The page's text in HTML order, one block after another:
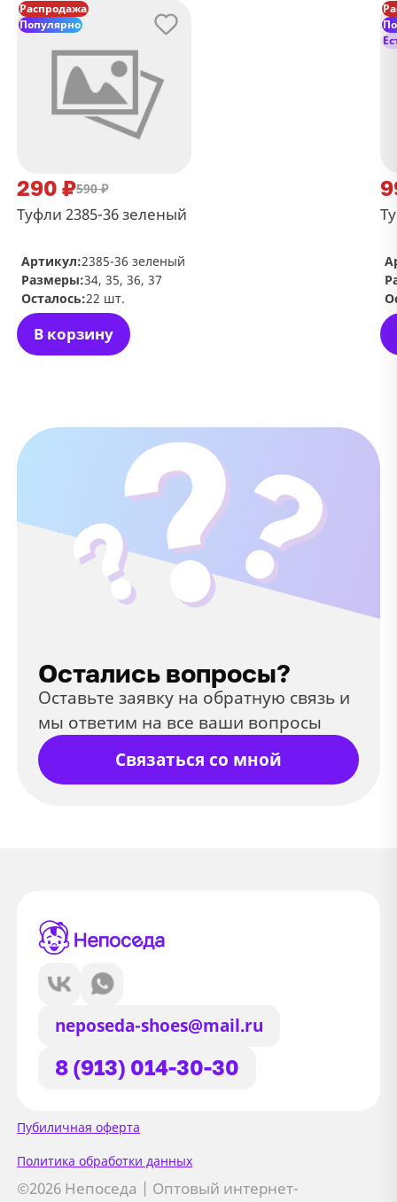
Распродажа
Популярно
290 ₽590 ₽
Туфли 2385-36 зеленый
В корзину
Артикул:2385-36 зеленый
Размеры:34, 35, 36, 37
Осталось:22 шт.
Остались вопросы?
Оставьте заявку на обратную связь и
мы ответим на все ваши вопросы
Связаться со мной
neposeda-shoes@mail.ru
8 (913) 014-30-30
Пубиличная оферта
Политика обработки данных
©2026 Непоседа | Оптовый интернет-
Сайт использует файлы Cookie
Мы используем файлы cookie и
сторонние сервисы (Yandex.Metrica и